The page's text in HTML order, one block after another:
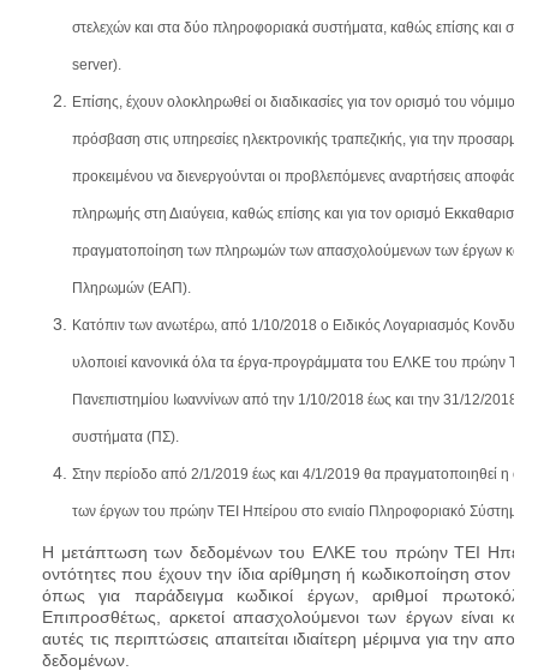
στελεχών και στα δύο πληροφοριακά συστήματα, καθώς επίσης και στο
server).
Επίσης, έχουν ολοκληρωθεί οι διαδικασίες για τον ορισμό του
πρόσβαση στις υπηρεσίες ηλεκτρονικής τραπεζικής, για την
προκειμένου να διενεργούνται οι προβλεπόμενες αναρτήσεις
πληρωμής στη Διαύγεια, καθώς επίσης και για τον ορισμό Εκκαθαριστή
πραγματοποίηση των πληρωμών των απασχολούμενων των έργων και
Πληρωμών (ΕΑΠ).
Κατόπιν των ανωτέρω, από 1/10/2018 ο Ειδικός Λογαριασμός
υλοποιεί κανονικά όλα τα έργα-προγράμματα του ΕΛΚΕ του πρώην ΤΕΙ
Πανεπιστημίου Ιωαννίνων από την 1/10/2018 έως και την 31/12/2018
συστήματα (ΠΣ).
Στην περίοδο από 2/1/2019 έως και 4/1/2019 θα πραγματοποιηθεί η
των έργων του πρώην ΤΕΙ Ηπείρου στο ενιαίο Πληροφοριακό Σύστημα
Η μετάπτωση των δεδομένων του ΕΛΚΕ του πρώην ΤΕΙ
οντότητες που έχουν την ίδια αρίθμηση ή κωδικοποίηση στον
όπως για παράδειγμα κωδικοί έργων, αριθμοί
Επιπροσθέτως, αρκετοί απασχολούμενοι των έργων είναι
αυτές τις περιπτώσεις απαιτείται ιδιαίτερη μέριμνα για την
δεδομένων.